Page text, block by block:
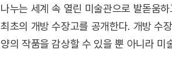
나누는 세계 속 열린 미술관으로 발돋움
최초의 개방 수장고를 공개한다. 개방 수
양의 작품을 감상할 수 있을 뿐 아니라